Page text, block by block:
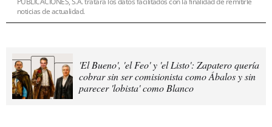
noticias de actualidad.
'El Bueno', 'el Feo' y 'el Listo': Zapatero quería
cobrar sin ser comisionista como Ábalos y sin
parecer 'lobista' como Blanco